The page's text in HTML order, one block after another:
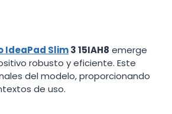
IdeaPad Slim3 15IAH8 emerge
robusto y eficiente. Este
del modelo, proporcionando
de uso.